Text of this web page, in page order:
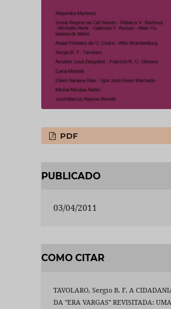
PDF
PUBLICADO
03/04/2011
COMO CITAR
TAVOLARO, Sergio B. F. A
DA "ERA VARGAS" REVISITADA: UMA